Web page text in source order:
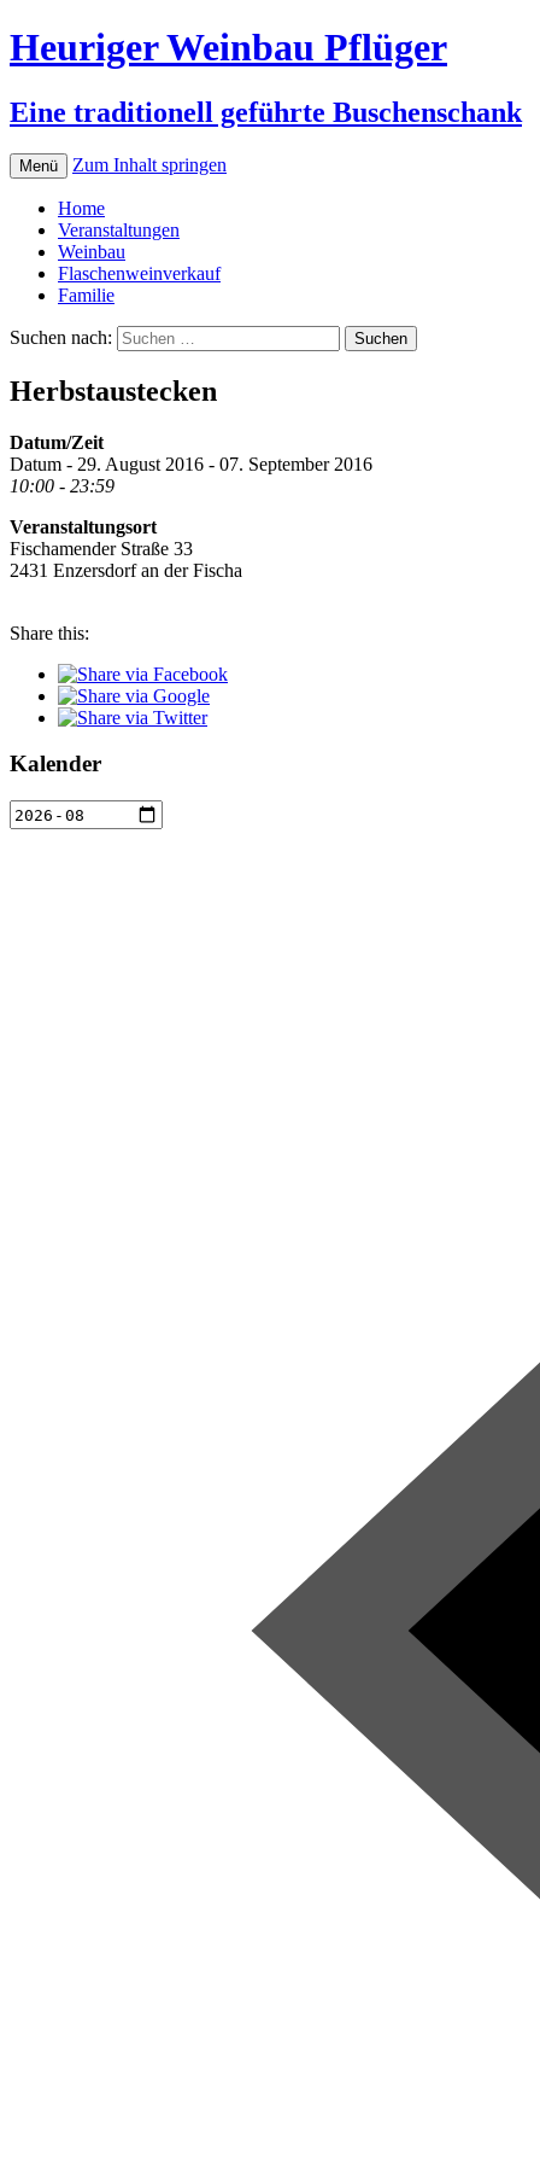
Heuriger Weinbau Pflüger
Eine traditionell geführte Buschenschank
Menü Zum Inhalt springen
Home
Veranstaltungen
Weinbau
Flaschenweinverkauf
Familie
Suchen nach:
Herbstaustecken
Datum/Zeit
Datum - 29. August 2016 - 07. September 2016
10:00 - 23:59
Veranstaltungsort
Fischamender Straße 33
2431 Enzersdorf an der Fischa
Share this:
Kalender